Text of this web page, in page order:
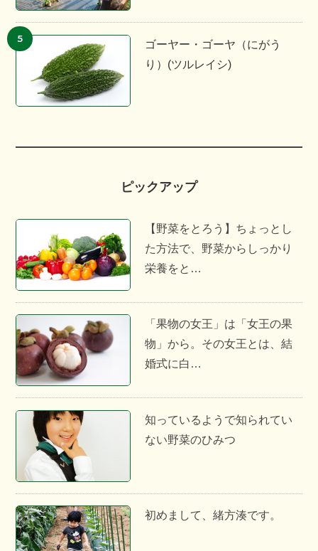
ゴーヤー・ゴーヤ（にがう
り）(ツルレイシ)
ピックアップ
【野菜をとろう】ちょっとし
た方法で、野菜からしっかり
栄養をと…
「果物の女王」は「女王の果
物」から。その女王とは、結
婚式に白…
知っているようで知られてい
ない野菜のひみつ
初めまして、緒方湊です。